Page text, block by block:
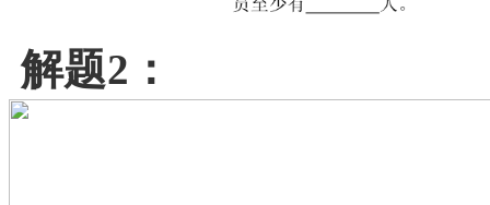
解题2：